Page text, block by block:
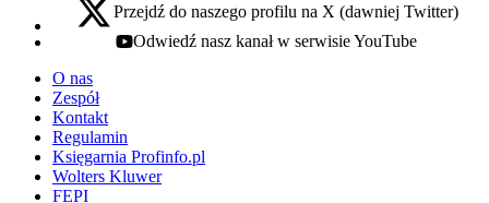
x - otwiera się w nowej karcie
Przejdź do naszego profilu na X (dawniej Twitter)
youtube - otwiera się w nowej karcie
Odwiedź nasz kanał w serwisie YouTube
O nas
Zespół
Kontakt
Regulamin
Księgarnia Profinfo.pl
Wolters Kluwer
FEPI